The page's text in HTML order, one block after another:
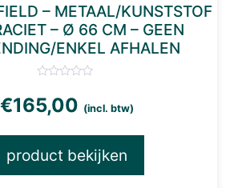
– METAAL/KUNSTSTOF
– Ø 66 CM – GEEN
ENKEL AFHALEN
€165,00 (incl. btw)
product bekijken